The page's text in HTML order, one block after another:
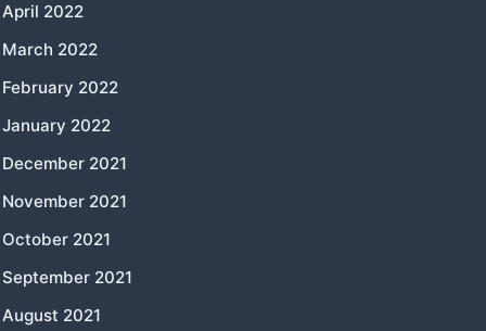
April 2022
March 2022
February 2022
January 2022
December 2021
November 2021
October 2021
September 2021
August 2021